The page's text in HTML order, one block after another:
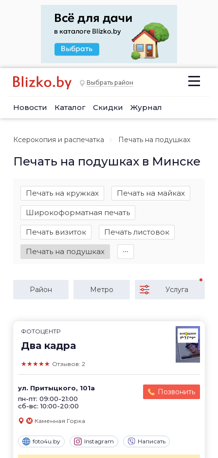
Выбрать район
Новости Каталог Скидки Журнал
Ксерокопия и распечатка Печать на подушках
Печать на подушках в Минске
Печать на кружках Печать на майках
Широкоформатная печать
Печать визиток Печать листовок
Печать на подушках ∙∙∙
Район Метро Услуга
ФОТОЦЕНТР
Два кадра
★★★★★ Отзывов: 2
ул. Притыцкого, 101а
пн-пт: 09:00-21:00
сб-вс: 10:00-20:00
Позвонить
Каменная Горка
foto4u.by Instagram Написать